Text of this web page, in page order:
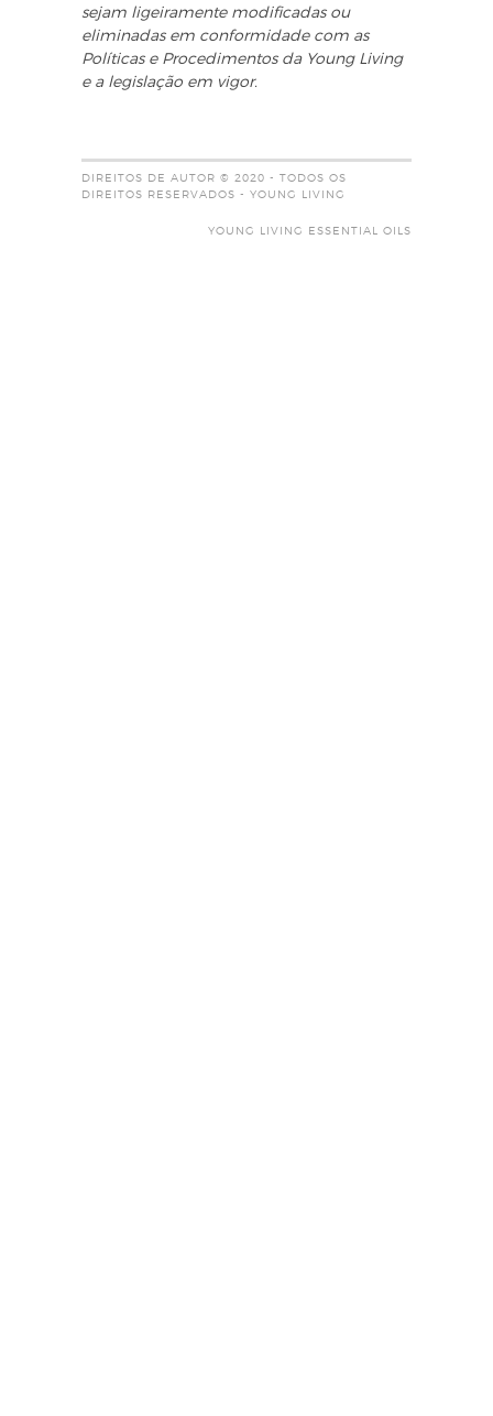
sejam ligeiramente modificadas ou
eliminadas em conformidade com as
Políticas e Procedimentos da Young Living
e a legislação em vigor.
DIREITOS DE AUTOR © 2020 - TODOS OS
DIREITOS RESERVADOS - YOUNG LIVING
YOUNG LIVING ESSENTIAL OILS